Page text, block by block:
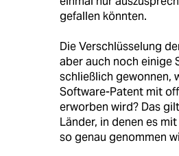
gefallen könnten.
Die Verschlüsselung
aber auch noch einige
schließlich gewonnen,
Software-Patent mit
erworben wird? Das
Länder, in denen es
so genau genommen